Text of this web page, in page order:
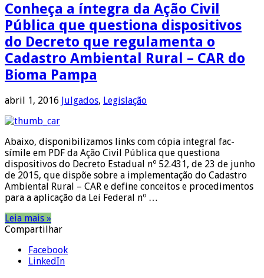
Conheça a íntegra da Ação Civil
Pública que questiona dispositivos
do Decreto que regulamenta o
Cadastro Ambiental Rural – CAR do
Bioma Pampa
abril 1, 2016 Julgados, Legislação
Abaixo, disponibilizamos links com cópia integral fac-
símile em PDF da Ação Civil Pública que questiona
dispositivos do Decreto Estadual nº 52.431, de 23 de junho
de 2015, que dispõe sobre a implementação do Cadastro
Ambiental Rural – CAR e define conceitos e procedimentos
para a aplicação da Lei Federal nº …
Leia mais »
Compartilhar
Facebook
LinkedIn